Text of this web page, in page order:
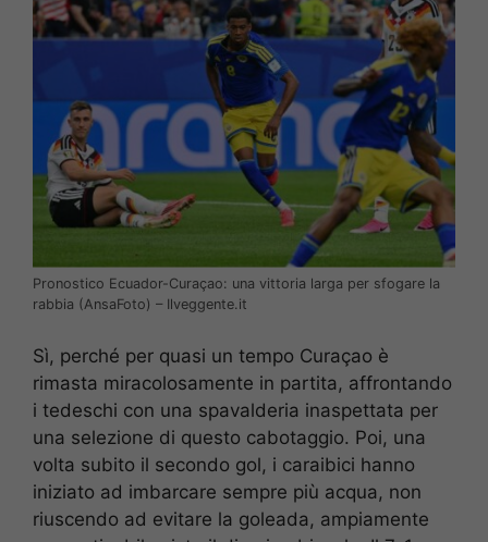
Pronostico Ecuador-Curaçao: una vittoria larga per sfogare la
rabbia (AnsaFoto) – Ilveggente.it
Sì, perché per quasi un tempo Curaçao è
rimasta miracolosamente in partita, affrontando
i tedeschi con una spavalderia inaspettata per
una selezione di questo cabotaggio. Poi, una
volta subito il secondo gol, i caraibici hanno
iniziato ad imbarcare sempre più acqua, non
riuscendo ad evitare la goleada, ampiamente